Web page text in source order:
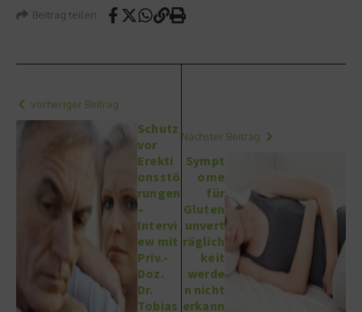
Beitrag teilen
vorheriger Beitrag
Schutz
vor
Erekti
onsstö
rungen
–
Intervi
ew mit
Priv.-
Doz.
Dr.
Tobias
Nächster Beitrag
Sympt
ome
für
Gluten
unvert
räglich
keit
werde
n nicht
erkann